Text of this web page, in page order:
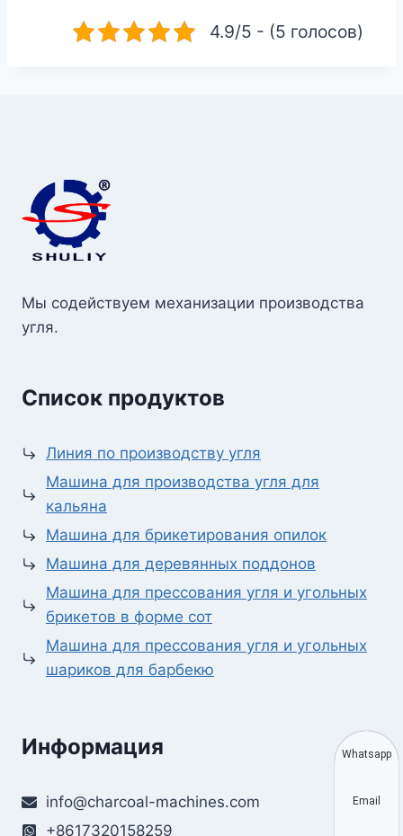
4.9/5 - (5 голосов)
Мы содействуем механизации производства
угля.
Список продуктов
Линия по производству угля
Машина для производства угля для
кальяна
Машина для брикетирования опилок
Машина для деревянных поддонов
Машина для прессования угля и угольных
брикетов в форме сот
Машина для прессования угля и угольных
шариков для барбекю
Информация
info@charcoal-machines.com
+8617320158259
Whatsapp
Email